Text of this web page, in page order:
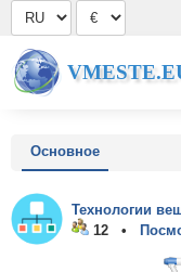
Основное
Технологии
12 •